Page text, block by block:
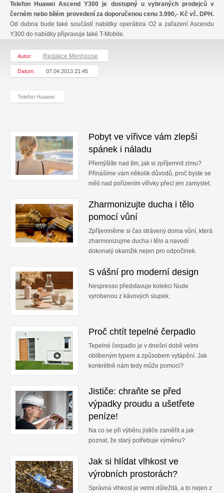
Telefon Huawei Ascend Y300 je dostupný u vybraných prodejců v
černém nebo bílém provedení za doporučenou cenu 3.990,- Kč vč. DPH.
Od dubna bude také součástí nabídky operátora O2 a zařazení Ascendu
Y300 do nabídky připravuje také T-Mobile.
Autor: Redakce Menhouse
Datum: 07.04.2013 21:45
Telefon Huawei
Pobyt ve vířivce vám zlepší
spánek i náladu
Přemýšlíte nad tím, jak si zpříjemnit zimu?
Přinášíme vám několik důvodů, proč byste se
měli nad pořízením vířivky přeci jen zamyslet.
Zharmonizujte ducha i tělo
pomocí vůní
Zpříjemněme si čas strávený doma vůní, která
zharmonizujme ducha i tělo a navodí
dokonalý okamžik nejen pro odpočinek.
S vášní pro moderní design
Nespresso představuje kolekci Nude
vyrobenou z kávových slupek.
Proč chtít tepelné čerpadlo
Tepelné čerpadlo je v dnešní době velmi
oblíbeným typem a způsobem vytápění. Jak
konkrétně nám tedy může pomoci?
Jističe: chraňte se před
výpadky proudu a ušetřete
peníze!
Na co se při výběru jističe zaměřit a jak
poznat, že starý potřebuje výměnu?
Jak si hlídat vlhkost ve
výrobních prostorách?
Správná vlhkost je velmi důležitá, a to nejen z